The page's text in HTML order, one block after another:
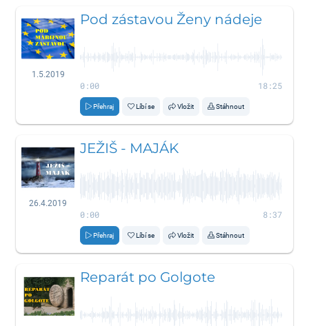
1.5.2019
Pod zástavou Ženy nádeje
0:00 18:25
Přehraj Líbí se Vložit Stáhnout
26.4.2019
JEŽIŠ - MAJÁK
0:00 8:37
Přehraj Líbí se Vložit Stáhnout
Reparát po Golgote